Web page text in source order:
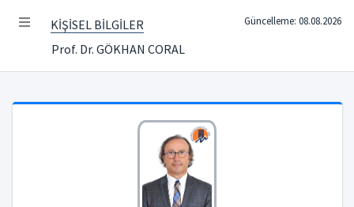
KİŞİSEL BİLGİLER
Prof. Dr. GÖKHAN CORAL
Güncelleme: 08.08.2026